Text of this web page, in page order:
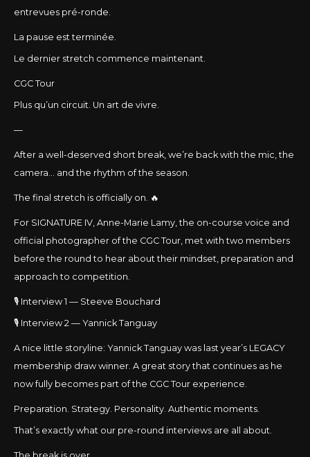
entrevues pré-ronde.
La pause est terminée.
Le dernier stretch commence maintenant.
CGC Tour
Plus qu’un circuit. Un art de vivre.
—
After a well-deserved short break, we’re back with the mic, the
camera… and the rhythm of the season.
The final stretch is officially on. 🔥
For SIGNATURE IV, Anne-Marie Lamy, the on-course voice and
official photographer of the CGC Tour, met with two members
before the round to hear about their mindset, preparation and
approach to competition.
🎙️ Interview 1 — Steeve Bouchard
🎙️ Interview 2 — Yannick Tanguay
A nice little storyline: Yannick Tanguay was last year’s LEGACY
membership draw winner. A great story that continues as he
now fully becomes part of the CGC Tour experience.
Preparation. Strategy. Personality. Authentic moments.
That’s exactly what our pre-round interviews are all about.